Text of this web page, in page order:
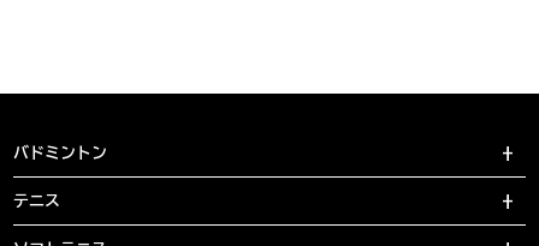
バドミントン
テニス